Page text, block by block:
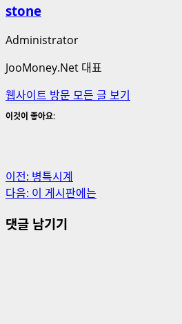
stone
Administrator
JooMoney.Net 대표
웹사이트 방문 모든 글 보기
이것이 좋아요:
게
시
물
이전: 병특시계
다음: 이 게시판에는
댓글 남기기